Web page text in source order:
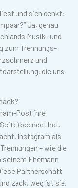
und sich denkt:
Ja, genau
Musik- und
zum Trennungs-
und
die uns
Post ihre
beendet hat.
Instagram als
– wie die
Ehemann
Partnerschaft
zack, weg ist sie.